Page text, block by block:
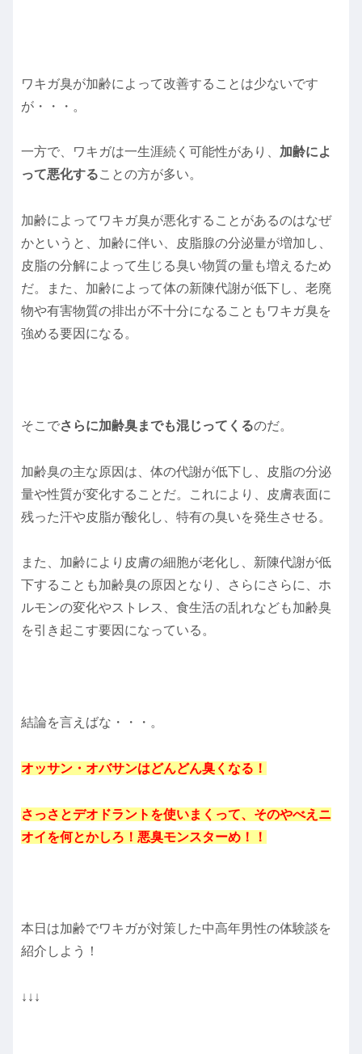
ワキガ臭が加齢によって改善することは少ないです
が・・・。
一方で、ワキガは一生涯続く可能性があり、 加齢によ
って悪化することの方が多い。
加齢によってワキガ臭が悪化することがあるのはなぜ
かというと、加齢に伴い、皮脂腺の分泌量が増加し、
皮脂の分解によって生じる臭い物質の量も増えるため
だ。また、加齢によって体の新陳代謝が低下し、老廃
物や有害物質の排出が不十分になることもワキガ臭を
強める要因になる。
そこでさらに加齢臭までも混じってくるのだ。
加齢臭の主な原因は、体の代謝が低下し、皮脂の分泌
量や性質が変化することだ。これにより、皮膚表面に
残った汗や皮脂が酸化し、特有の臭いを発生させる。
また、加齢により皮膚の細胞が老化し、新陳代謝が低
下することも加齢臭の原因となり、さらにさらに、ホ
ルモンの変化やストレス、食生活の乱れなども加齢臭
を引き起こす要因になっている。
結論を言えばな・・・。
オッサン・オバサンはどんどん臭くなる！
さっさとデオドラントを使いまくって、そのやべえニ
オイを何とかしろ！悪臭モンスターめ！！
本日は加齢でワキガが対策した中高年男性の体験談を
紹介しよう！
↓↓↓